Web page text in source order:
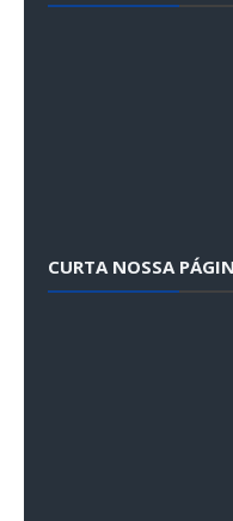
CURTA NOSSA